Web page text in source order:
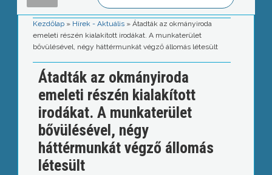
Kezdőlap » Hírek - Aktuális »Átadták az okmányiroda
emeleti részén kialakított irodákat. A munkaterület
bővülésével, négy háttérmunkát végző állomás létesült
Átadták az okmányiroda
emeleti részén kialakított
irodákat. A munkaterület
bővülésével, négy
háttérmunkát végző állomás
létesült